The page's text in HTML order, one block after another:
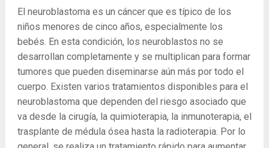
El neuroblastoma es un cáncer que es típico de los
niños menores de cinco años, especialmente los
bebés. En esta condición, los neuroblastos no se
desarrollan completamente y se multiplican para formar
tumores que pueden diseminarse aún más por todo el
cuerpo. Existen varios tratamientos disponibles para el
neuroblastoma que dependen del riesgo asociado que
va desde la cirugía, la quimioterapia, la inmunoterapia, el
trasplante de médula ósea hasta la radioterapia. Por lo